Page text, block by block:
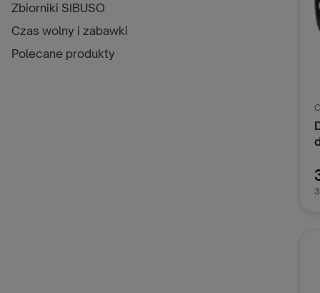
Zbiorniki SIBUSO
Czas wolny i zabawki
Polecane produkty